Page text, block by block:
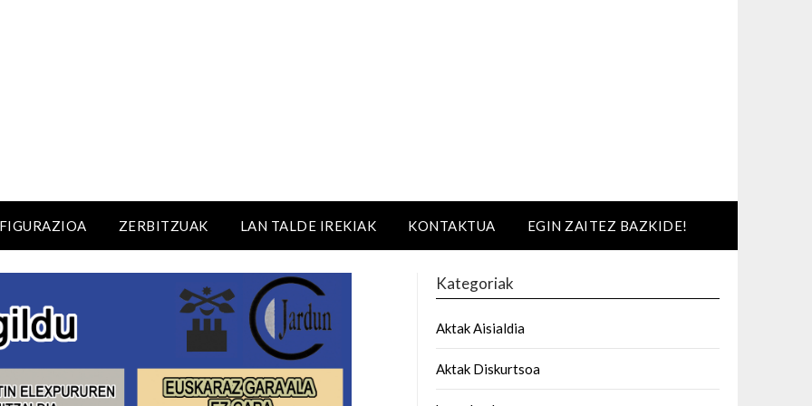
ZERBITZUAK LAN TALDE IREKIAK KONTAKTUA EGIN ZAITEZ BAZKIDE!
Kategoriak
Aktak Aisialdia
Aktak Diskurtsoa